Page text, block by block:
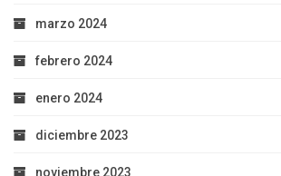
marzo 2024
febrero 2024
enero 2024
diciembre 2023
noviembre 2023